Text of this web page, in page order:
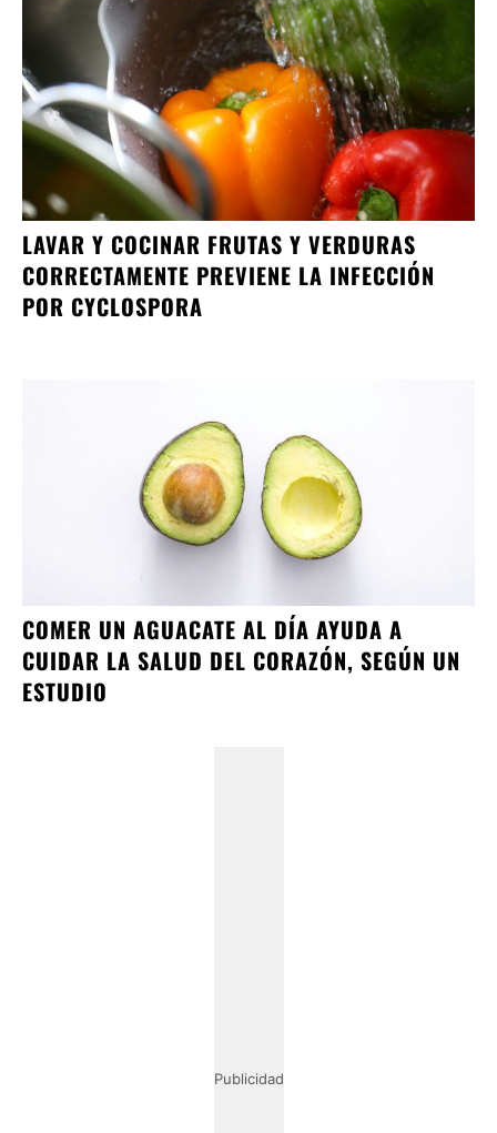
LAVAR Y COCINAR FRUTAS Y VERDURAS
CORRECTAMENTE PREVIENE LA INFECCIÓN
POR CYCLOSPORA
COMER UN AGUACATE AL DÍA AYUDA A
CUIDAR LA SALUD DEL CORAZÓN, SEGÚN UN
ESTUDIO
Publicidad